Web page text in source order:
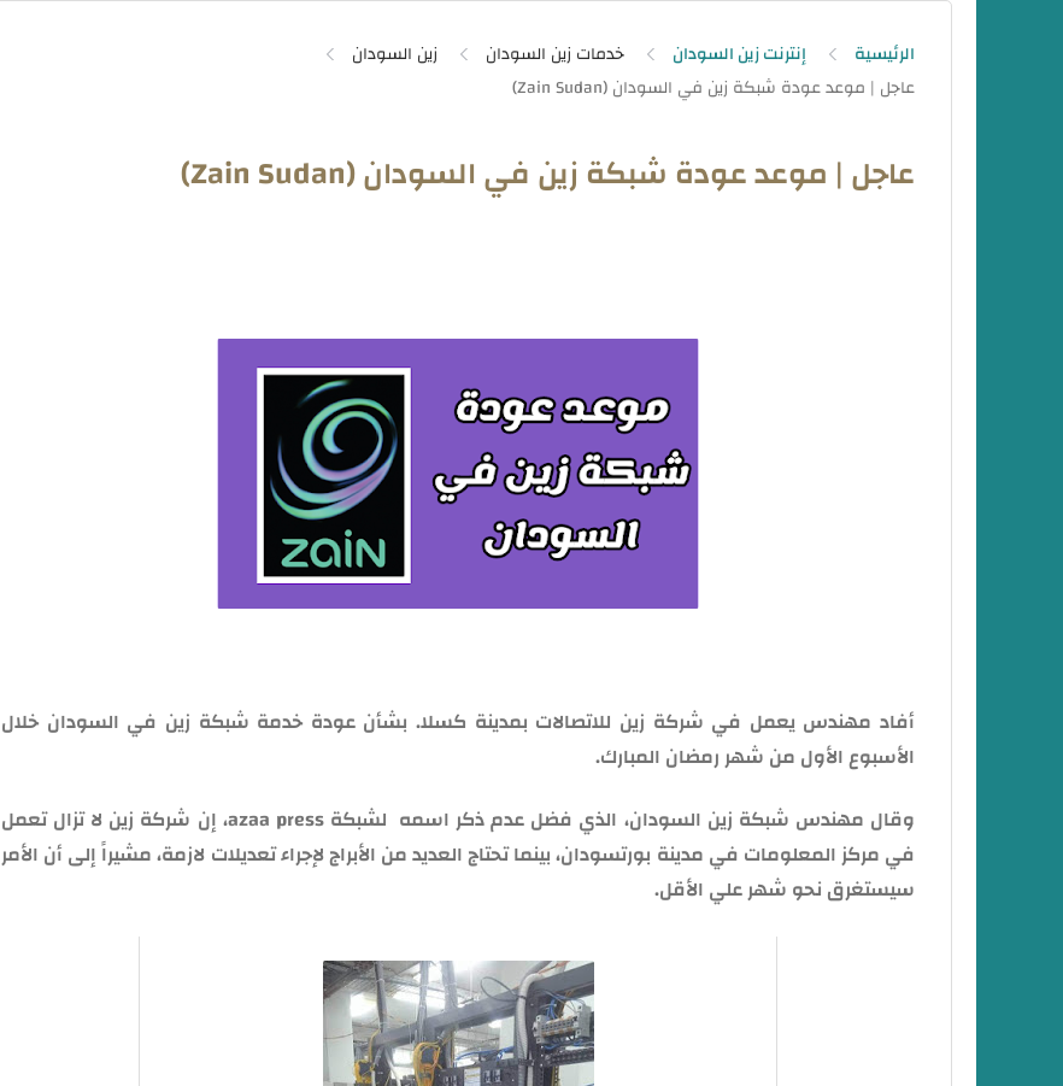
الرئيسية إنترنت زين السودان خدمات زين السودان زين السودان
عاجل | موعد عودة شبكة زين في السودان (Zain Sudan)
أفاد مهندس يعمل في شركة زين للاتصالات بمدينة كسلا. بشأن عودة خدمة شبكة زين في السودان خلال
الأسبوع الأول من شهر رمضان المبارك.
وقال مهندس شبكة زين السودان، الذي فضل عدم ذكر اسمه لشبكة azaa press، إن شركة زين لا تزال تعمل
في مركز المعلومات في مدينة بورتسودان، بينما تحتاج العديد من الأبراج لإجراء تعديلات لازمة، مشيراً إلى أن الأمر
سيستغرق نحو شهر علي الأقل.